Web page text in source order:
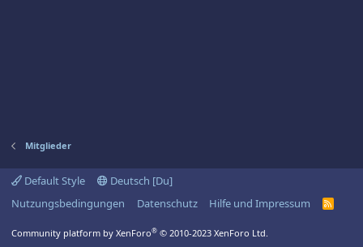
Mitglieder
Default Style
Deutsch [Du]
Nutzungsbedingungen
Datenschutz Hilfe und Impressum
R
Community platform by XenForo® © 2010-2023 XenForo Ltd.